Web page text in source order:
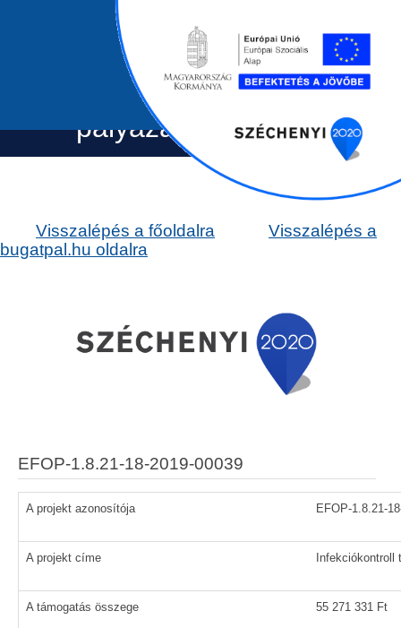
Bugát Pál Kórház
pályázatok
Visszalépés a főoldalra
Visszalépés a
bugatpal.hu oldalra
EFOP-1.8.21-18-2019-00039
A projekt azonosítója EFOP-1.8.21-
A projekt címe
A támogatás összege 55 271 331 Ft